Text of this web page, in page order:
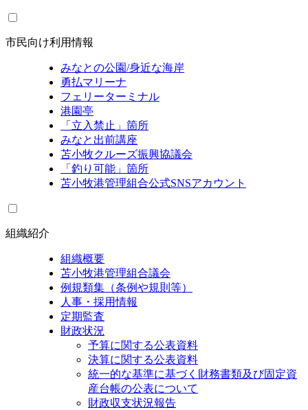
市民向け利用情報
みなとの公園/身近な海岸
勇払マリーナ
フェリーターミナル
港園亭
「立入禁止」箇所
みなと出前講座
苫小牧クルーズ振興協議会
「釣り可能」箇所
苫小牧港管理組合公式SNSアカウント
組織紹介
組織概要
苫小牧港管理組合議会
例規類集（条例や規則等）
人事・採用情報
定期監査
財政状況
予算に関する公表資料
決算に関する公表資料
統一的な基準に基づく財務書類及び固定資
産台帳の公表について
財政収支状況報告